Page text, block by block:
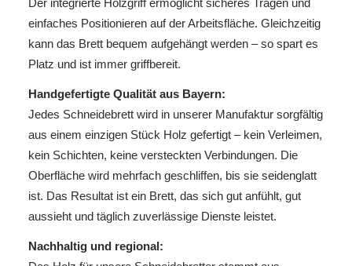
Der integrierte Holzgriff ermöglicht sicheres Tragen und
einfaches Positionieren auf der Arbeitsfläche. Gleichzeitig
kann das Brett bequem aufgehängt werden – so spart es
Platz und ist immer griffbereit.
Handgefertigte Qualität aus Bayern:
Jedes Schneidebrett wird in unserer Manufaktur sorgfältig
aus einem einzigen Stück Holz gefertigt – kein Verleimen,
kein Schichten, keine versteckten Verbindungen. Die
Oberfläche wird mehrfach geschliffen, bis sie seidenglatt
ist. Das Resultat ist ein Brett, das sich gut anfühlt, gut
aussieht und täglich zuverlässige Dienste leistet.
Nachhaltig und regional: